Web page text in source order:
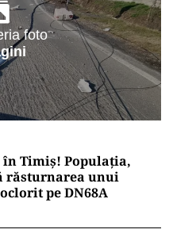
foto
Timiș! Populația,
răsturnarea unui
pe DN68A